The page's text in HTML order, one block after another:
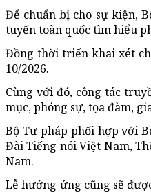
Để chuẩn bị cho sự kiện,
tuyến toàn quốc tìm hiểu
Đồng thời triển khai xét
10/2026.
Cùng với đó, công tác
mục, phóng sự, tọa đàm,
Bộ Tư pháp phối hợp với
Đài Tiếng nói Việt Nam,
Nam.
Lễ hưởng ứng cũng sẽ